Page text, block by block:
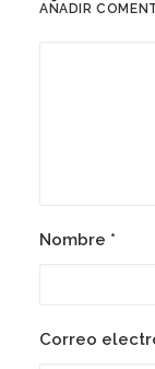
AÑADIR
Nombre *
Correo